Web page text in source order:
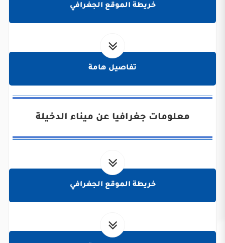
خريطة الموقع الجغرافي
تفاصيل هامة
معلومات جغرافيا عن ميناء الدخيلة
خريطة الموقع الجغرافي